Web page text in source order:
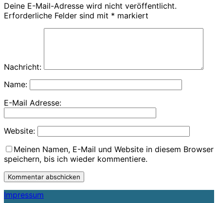
Deine E-Mail-Adresse wird nicht veröffentlicht.
Erforderliche Felder sind mit * markiert
Nachricht:
Name:
E-Mail Adresse:
Website:
Meinen Namen, E-Mail und Website in diesem Browser
speichern, bis ich wieder kommentiere.
Impressum